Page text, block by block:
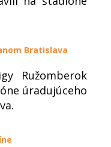
Bratislava
Ružomberok
úradujúceho